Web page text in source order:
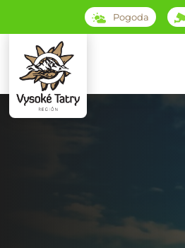
Pogoda